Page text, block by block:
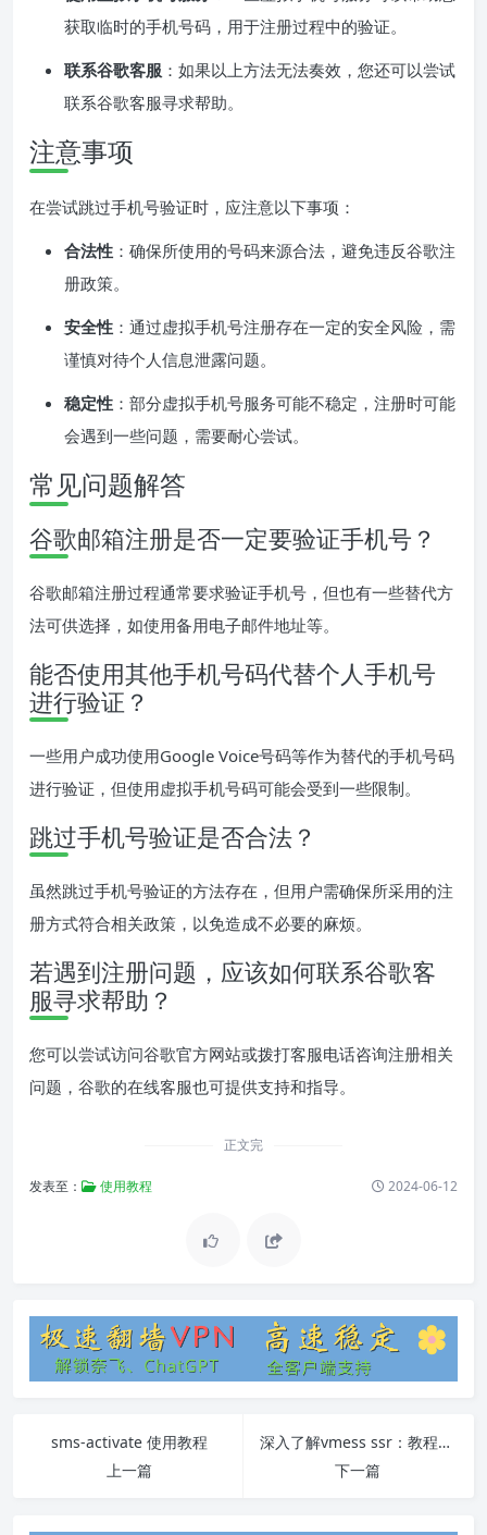
获取临时的手机号码，用于注册过程中的验证。
联系谷歌客服 ：如果以上方法无法奏效，您还可以尝试
联系谷歌客服寻求帮助。
注意事项
在尝试跳过手机号验证时，应注意以下事项：
合法性 ：确保所使用的号码来源合法，避免违反谷歌注
册政策。
安全性 ：通过虚拟手机号注册存在一定的安全风险，需
谨慎对待个人信息泄露问题。
稳定性 ：部分虚拟手机号服务可能不稳定，注册时可能
会遇到一些问题，需要耐心尝试。
常见问题解答
谷歌邮箱注册是否一定要验证手机号？
谷歌邮箱注册过程通常要求验证手机号，但也有一些替代方
法可供选择，如使用备用电子邮件地址等。
能否使用其他手机号码代替个人手机号
进行验证？
一些用户成功使用Google Voice号码等作为替代的手机号码
进行验证，但使用虚拟手机号码可能会受到一些限制。
跳过手机号验证是否合法？
虽然跳过手机号验证的方法存在，但用户需确保所采用的注
册方式符合相关政策，以免造成不必要的麻烦。
若遇到注册问题，应该如何联系谷歌客
服寻求帮助？
您可以尝试访问谷歌官方网站或拨打客服电话咨询注册相关
问题，谷歌的在线客服也可提供支持和指导。
正文完
发表至： 使用教程 2024-06-12
sms-activate 使用教程
上一篇
深入了解vmess ssr：教程和常见问题解答
下一篇